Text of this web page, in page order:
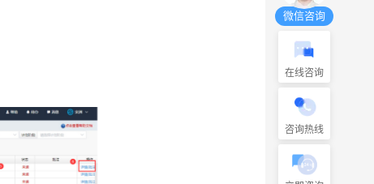
微信咨询
在线咨询
咨询热线